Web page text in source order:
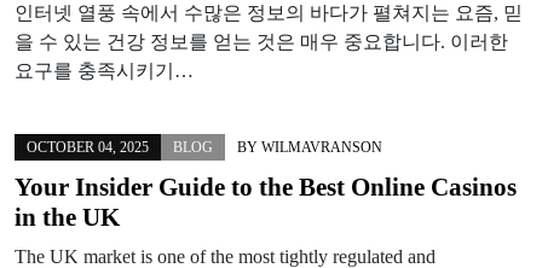
인터넷 열풍 속에서 수많은 정보의 바다가 펼쳐지는 요즘, 믿
을 수 있는 건강 정보를 얻는 것은 매우 중요합니다. 이러한
요구를 충족시키기…
OCTOBER 04, 2025 BLOG BY WILMAVRANSON
Your Insider Guide to the Best Online Casinos
in the UK
The UK market is one of the most tightly regulated and